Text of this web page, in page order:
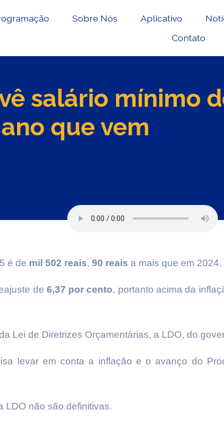
Sobre Nós Aplicativo
Contato
salário mínimo
que vem
é de mil 502 reais, 90 reais a mais que em 2024.
de 6,37 por cento, portanto acima da
Lei de Diretrizes Orçamentárias, a LDO, do
levar em conta a inflação e o avanço do
LDO não são definitivas.